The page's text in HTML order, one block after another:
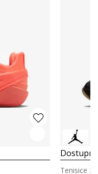
Tenisice